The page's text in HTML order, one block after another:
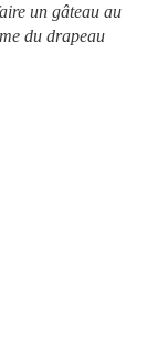
un gâteau au
du drapeau